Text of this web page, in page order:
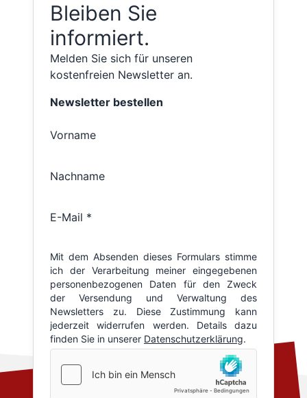
Bleiben Sie
informiert.
Melden Sie sich für unseren
kostenfreien Newsletter an.